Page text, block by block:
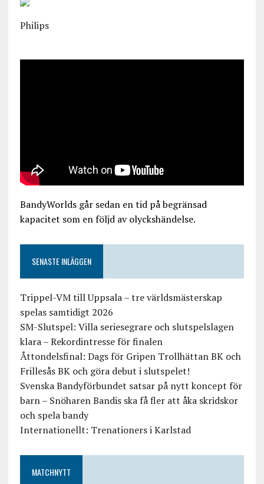
Philips
BandyWorlds går sedan en tid på begränsad
kapacitet som en följd av olyckshändelse.
SENASTE INLÄGGEN
Trippel-VM till Uppsala – tre världsmästerskap
spelas samtidigt 2026
SM-Slutspel: Villa seriesegrare och slutspelslagen
klara – Rekordintresse för finalen
Åttondelsfinal: Dags för Gripen Trollhättan BK och
Frillesås BK och göra debut i slutspelet!
Svenska Bandyförbundet satsar på nytt koncept för
barn – Snöharen Bandis ska få fler att åka skridskor
och spela bandy
Internationellt: Trenationers i Karlstad
MATCHNYTT